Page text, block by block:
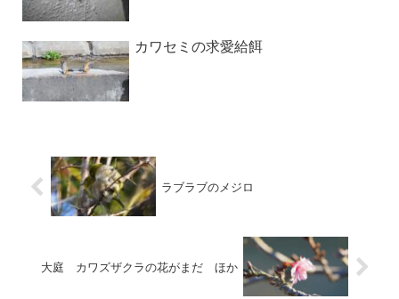
カワセミの求愛給餌
ラブラブのメジロ
大庭 カワズザクラの花がまだ ほか